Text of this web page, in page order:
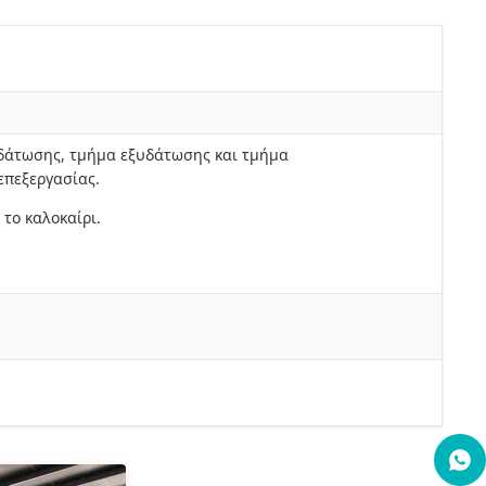
τμήμα εξυδάτωσης και τμήμα
καλοκαίρι.